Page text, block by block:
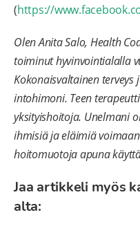
(https://
Olen Anita Salo, Health
toiminut hyvinvointialalla
Kokonaisvaltainen terveys
intohimoni. Teen
yksityishoitoja. Unelmani
ihmisiä ja eläimiä
hoitomuotoja apuna
Jaa artikkeli myös
alta: